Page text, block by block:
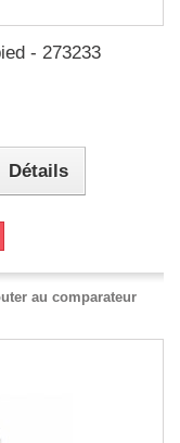
- 273233
Détails
au comparateur